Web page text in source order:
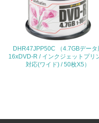
非該当（化学物質を使用して
<L1> 化学物質の使用量及び
体的な削減目標や計画を立て
DHR47JPP50C （4.7GBデータ
16xDVD-R / インクジェットプリ
対応(ワイド) / 50枚X5）